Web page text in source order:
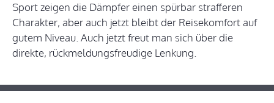
Sport zeigen die Dämpfer einen spürbar strafferen
Charakter, aber auch jetzt bleibt der Reisekomfort auf
gutem Niveau. Auch jetzt freut man sich über die
direkte, rückmeldungsfreudige Lenkung.